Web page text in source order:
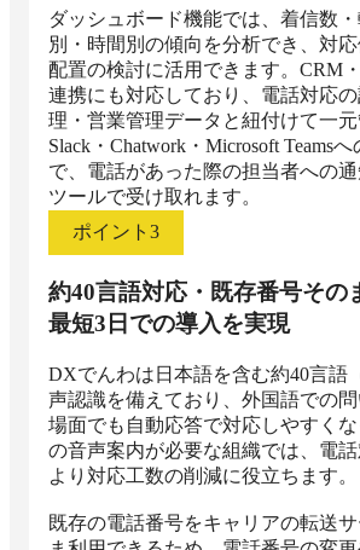
ダッシュボード機能では、着信数
別・時間別の傾向を分析でき、対
配置の検討に活用できます。CRM
連携にも対応しており、電話対応
理・営業管理データと紐付けて一元
Slack・Chatwork・Microsoft Teams
で、電話があった際の担当者への
ツールで受け取れます。
ポイント 3
約40言語対応・既存番号その
最短3日での導入を実現
DXでんわは日本語を含む約40言
声認識を備えており、外国語での
場面でも自動応答で対応しやすく
の音声案内が必要な組織では、電
より対応工数の削減に役立ちます。
既存の電話番号をキャリアの転送